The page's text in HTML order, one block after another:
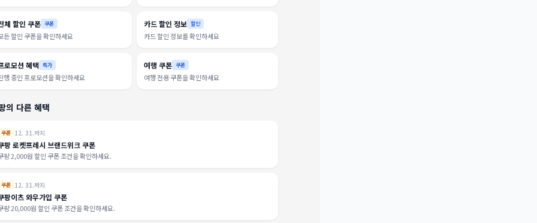
체 할인 쿠폰 쿠폰
든 할인 쿠폰을 확인하세요
카드 할인 정보 할인
카드 할인 정보를 확인하세요
로모션 혜택 특가
행 중인 프로모션을 확인하세요
여행 쿠폰 쿠폰
여행 전용 쿠폰을 확인하세요
의 다른 혜택
쿠폰 12. 31.까지
팡 로켓프레시 브랜드위크 쿠폰
팡 2,000원 할인 쿠폰 조건을 확인하세요.
쿠폰 12. 31.까지
팡이츠 와우가입 쿠폰
팡 20,000원 할인 쿠폰 조건을 확인하세요.